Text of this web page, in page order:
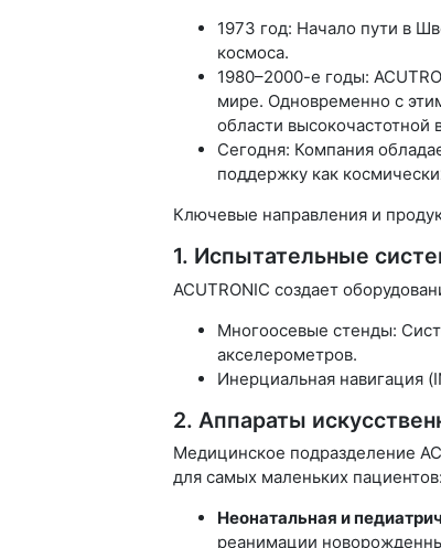
1973 год: Начало пути в
космоса.
1980–2000-е годы:
мире. Одновременно с
области
Сегодня: Компания
поддержку как
Ключевые направления и
1. Испытательные
ACUTRONIC создает
Многоосевые стенды:
акселерометров.
Инерциальная навигация
2. Аппараты
Медицинское подразделение
для самых маленьких пациентов:
Неонатальная и
реанимации